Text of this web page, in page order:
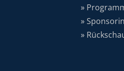
»
»
»